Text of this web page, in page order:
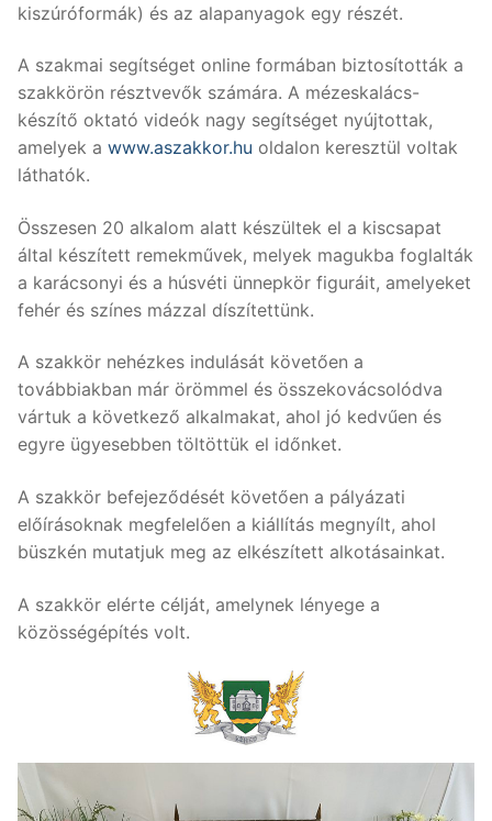
kiszúróformák) és az alapanyagok egy részét.
A szakmai segítséget online formában biztosították a
szakkörön résztvevők számára. A mézeskalács-
készítő oktató videók nagy segítséget nyújtottak,
amelyek a www.aszakkor.hu oldalon keresztül voltak
láthatók.
Összesen 20 alkalom alatt készültek el a kiscsapat
által készített remekművek, melyek magukba foglalták
a karácsonyi és a húsvéti ünnepkör figuráit, amelyeket
fehér és színes mázzal díszítettünk.
A szakkör nehézkes indulását követően a
továbbiakban már örömmel és összekovácsolódva
vártuk a következő alkalmakat, ahol jó kedvűen és
egyre ügyesebben töltöttük el időnket.
A szakkör befejeződését követően a pályázati
előírásoknak megfelelően a kiállítás megnyílt, ahol
büszkén mutatjuk meg az elkészített alkotásainkat.
A szakkör elérte célját, amelynek lényege a
közösségépítés volt.